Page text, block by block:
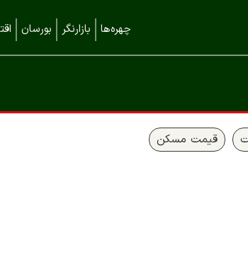
چهره‌ها بازارنگر بورسان
قیمت مسکن